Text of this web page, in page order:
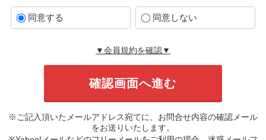
同意する 同意しない
▼会員規約を確認▼
※ご記入頂いたメールアドレス宛てに、お問合せ内容の確認メール
をお送りいたします。